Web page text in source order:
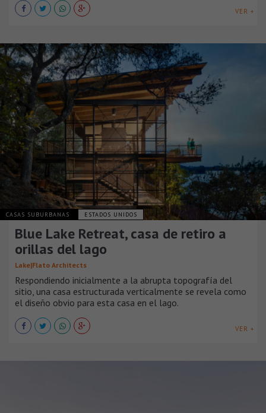
VER +
CASAS SUBURBANAS ESTADOS UNIDOS
Blue Lake Retreat, casa de retiro a
orillas del lago
Lake|Flato Architects
Respondiendo inicialmente a la abrupta topografía del
sitio, una casa estructurada verticalmente se revela como
el diseño obvio para esta casa en el lago.
VER +